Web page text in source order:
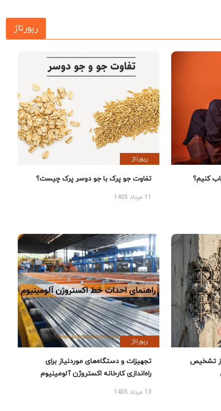
رپورتاژ
کنیم؟
رپورتاژ
تفاوت جو پرک با جو دوسر پرک چیست؟
تشخیص
رپورتاژ
تجهیزات و دستگاه‌های موردنیاز برای
راه‌اندازی کارخانه اکستروژن آلومینیوم
13 مرداد 1405